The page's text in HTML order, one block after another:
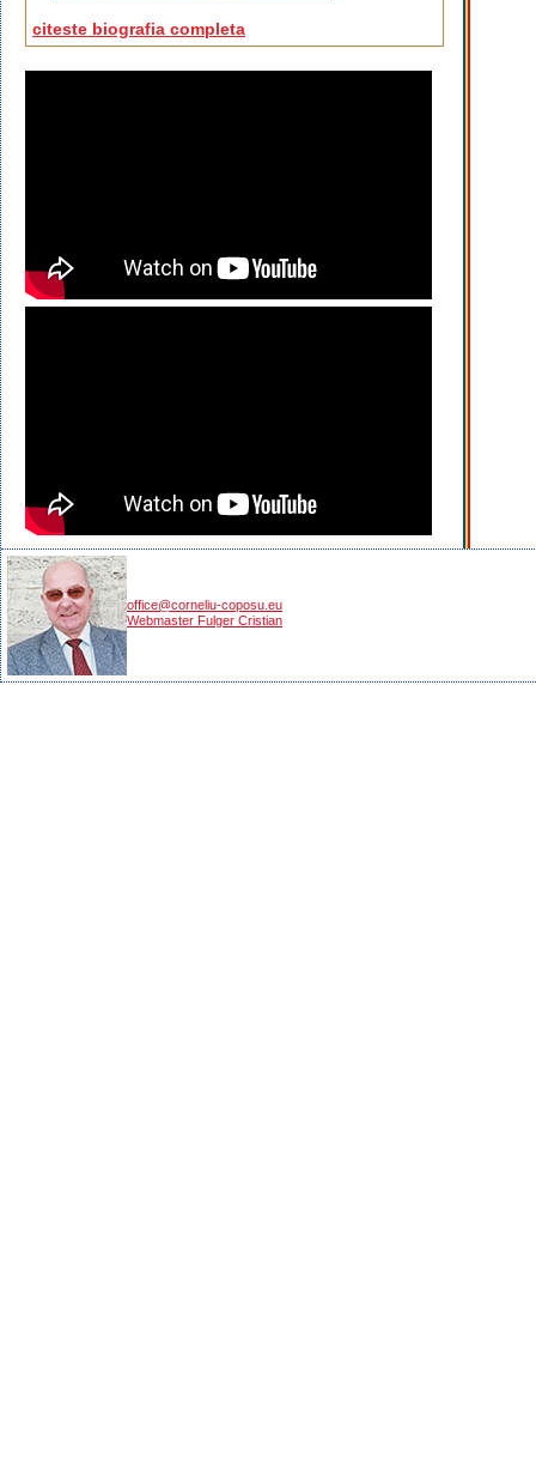
citeste biografia completa
office@corneliu-coposu.eu
Webmaster Fulger Cristian